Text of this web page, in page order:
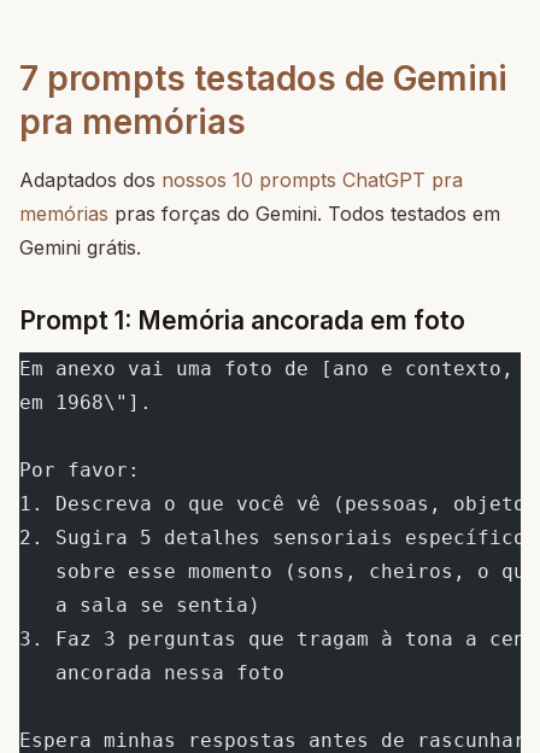
7 prompts testados de Gemini
pra memórias
Adaptados dos nossos 10 prompts ChatGPT pra
memórias pras forças do Gemini. Todos testados em
Gemini grátis.
Prompt 1: Memória ancorada em foto
Em anexo vai uma foto de [ano e contexto,
em 1968\"].
Por favor:
1. Descreva o que você vê (pessoas,
2. Sugira 5 detalhes sensoriais
sobre esse momento (sons, cheiros, o
   a sala se sentia)
3. Faz 3 perguntas que tragam à tona a
   ancorada nessa foto
Espera minhas respostas antes de rascunhar.